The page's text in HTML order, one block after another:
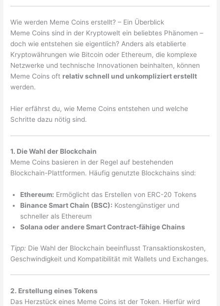
Wie werden Meme Coins erstellt? – Ein Überblick
Meme Coins sind in der Kryptowelt ein beliebtes Phänomen –
doch wie entstehen sie eigentlich? Anders als etablierte
Kryptowährungen wie Bitcoin oder Ethereum, die komplexe
Netzwerke und technische Innovationen beinhalten, können
Meme Coins oft relativ schnell und unkompliziert erstellt
werden.
Hier erfährst du, wie Meme Coins entstehen und welche
Schritte dazu nötig sind.
1. Die Wahl der Blockchain
Meme Coins basieren in der Regel auf bestehenden
Blockchain-Plattformen. Häufig genutzte Blockchains sind:
Ethereum: Ermöglicht das Erstellen von ERC-20 Tokens
Binance Smart Chain (BSC): Kostengünstiger und
schneller als Ethereum
Solana oder andere Smart Contract-fähige Chains
Tipp: Die Wahl der Blockchain beeinflusst Transaktionskosten,
Geschwindigkeit und Kompatibilität mit Wallets und Exchanges.
2. Erstellung eines Tokens
Das Herzstück eines Meme Coins ist der Token. Hierfür wird